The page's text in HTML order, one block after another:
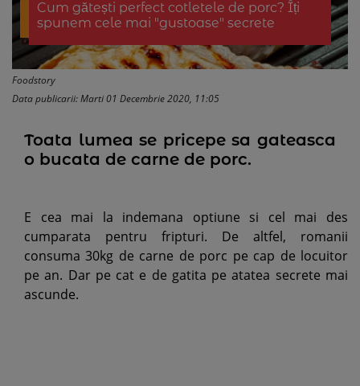
Cum gătești perfect cotletele de porc? Îți
spunem cele mai "gustoase" secrete
Foodstory
Data publicarii: Marti 01 Decembrie 2020, 11:05
Toata lumea se pricepe sa gateasca
o bucata de carne de porc.
E cea mai la indemana optiune si cel mai des
cumparata pentru fripturi. De altfel, romanii
consuma 30kg de carne de porc pe cap de locuitor
pe an. Dar pe cat e de gatita pe atatea secrete mai
ascunde.